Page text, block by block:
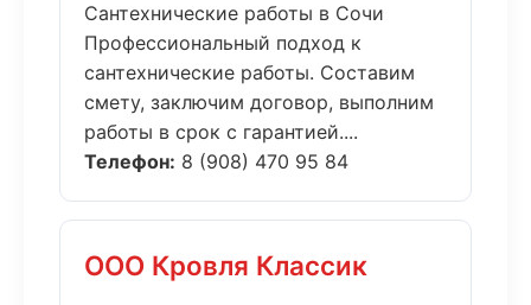
Сантехнические работы в Сочи
Профессиональный подход к
сантехнические работы. Составим
смету, заключим договор, выполним
работы в срок с гарантией....
Телефон: 8 (908) 470 95 84
ООО Кровля Классик